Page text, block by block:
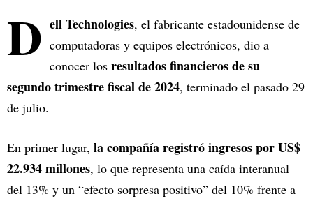
D ell Technologies, el fabricante estadounidense de
computadoras y equipos electrónicos, dio a
conocer los resultados financieros de su
segundo trimestre fiscal de 2024, terminado el pasado 29
de julio.
En primer lugar, la compañía registró ingresos por US$
22.934 millones, lo que representa una caída interanual
del 13% y un “efecto sorpresa positivo” del 10% frente a